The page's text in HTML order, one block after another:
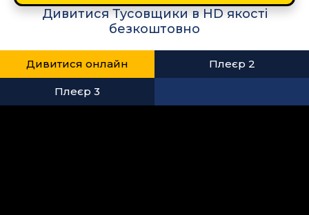
Дивитися Тусовщики в HD якості
безкоштовно
Дивитися онлайн Плеєр 2
Плеєр 3